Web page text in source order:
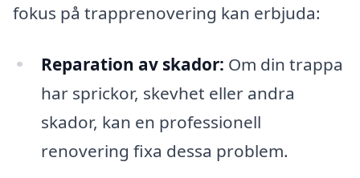
fokus på trapprenovering kan erbjuda:
Reparation av skador: Om din trappa
har sprickor, skevhet eller andra
skador, kan en professionell
renovering fixa dessa problem.